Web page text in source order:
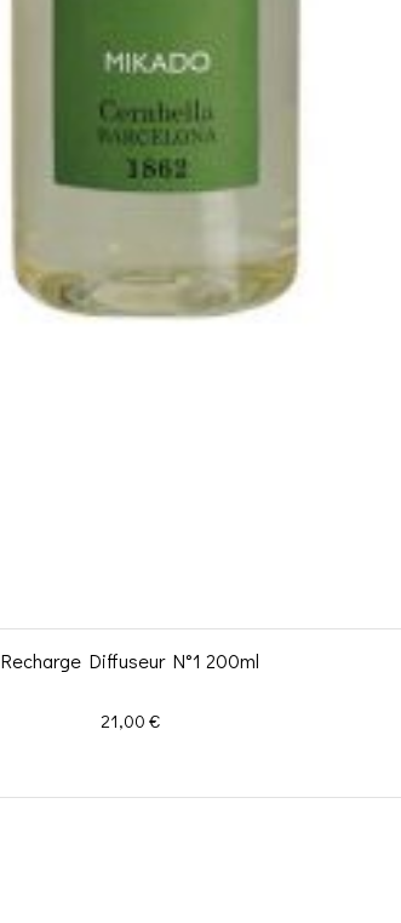
Recharge Diffuseur N°1 200ml
Prix
21,00 €